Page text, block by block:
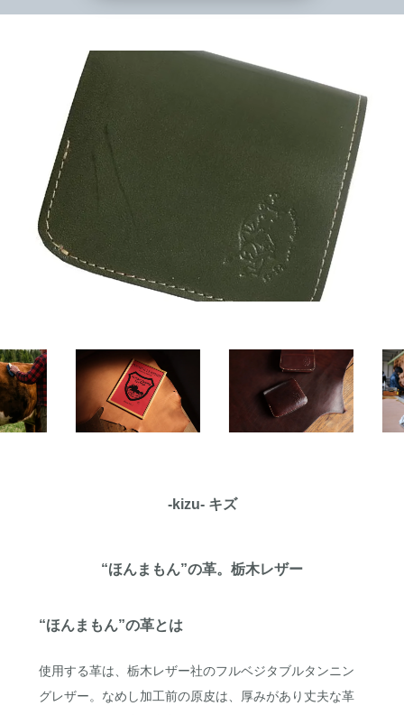
-kizu- キズ
“ほんまもん”の革。栃木レザー
“ほんまもん”の革とは
使用する革は、栃木レザー社のフルベジタブルタンニン
グレザー。なめし加工前の原皮は、厚みがあり丈夫な革